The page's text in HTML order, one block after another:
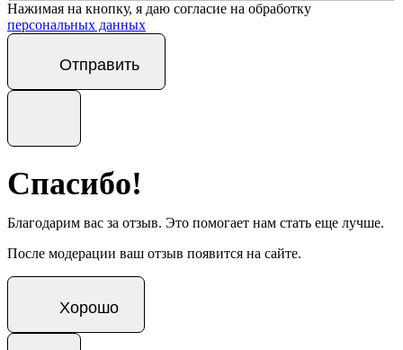
Нажимая на кнопку, я даю согласие на обработку
персональных данных
Отправить
Спасибо!
Благодарим вас за отзыв. Это помогает нам стать еще лучше.
После модерации ваш отзыв появится на сайте.
Хорошо